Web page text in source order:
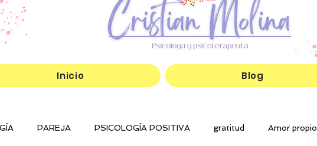
Inicio Blog
PAREJA PSICOLOGÍA POSITIVA gratitud Amor propio